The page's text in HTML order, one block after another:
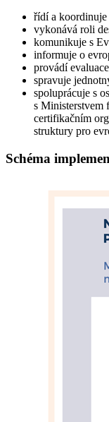
řídí a
vykonává roli
komunikuje s
informuje o
provádí
spravuje
spoluprácuje s
s Ministerstvem
certifikačním
struktury pro
Schéma